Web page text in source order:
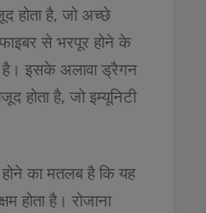
होता है, जो अच्छे
से भरपूर होने के
है। इसके अलावा ड्रैगन
होता है, जो इम्यूनिटी
होने का मतलब है कि यह
होता है। रोजाना